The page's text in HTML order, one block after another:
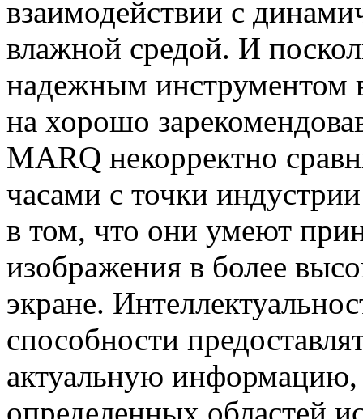
взаимодействии с
влажной средой. И
надежным инструментом
на хорошо
MARQ некорректно
часами с точки
в том, что они умеют
изображения в более
экране.
способности
актуальную информацию,